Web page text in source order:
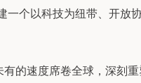
个以科技为纽带、开放
速度席卷全球，深刻重